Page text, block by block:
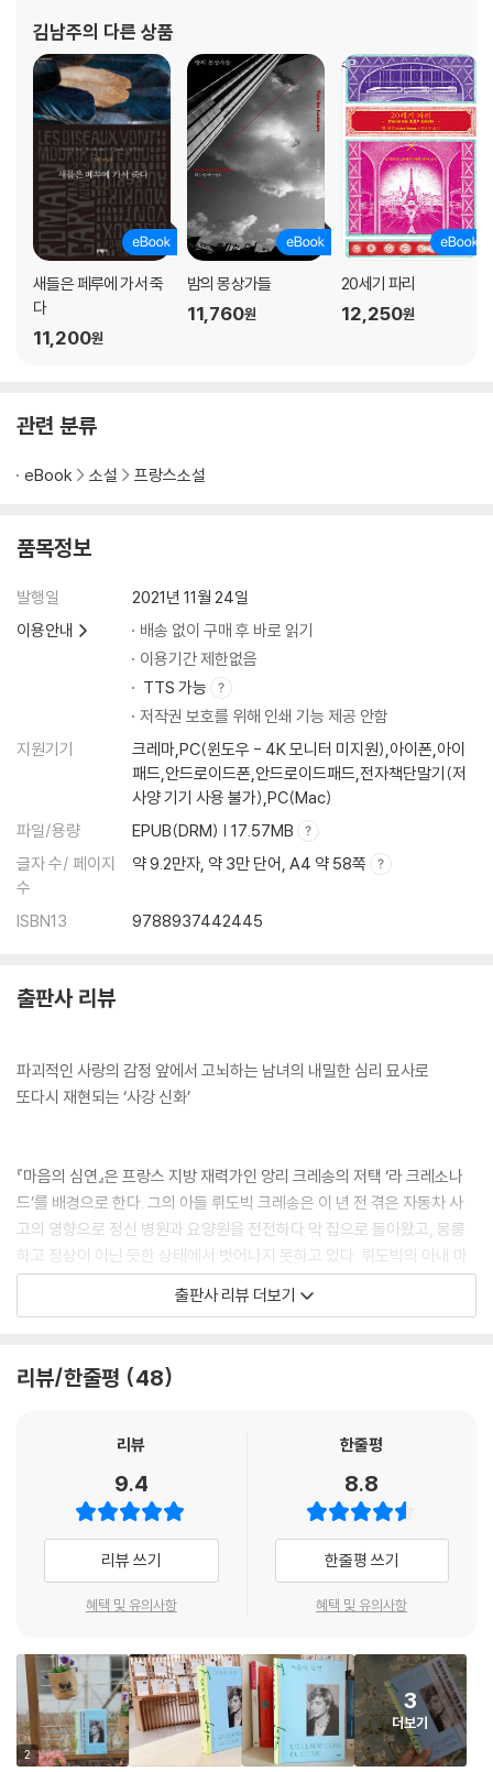
요...』, 로맹 가리의 『새들은 페루에 가서
김남주의 다른 상품
새들은 페루에 가서 죽
다
11,200원
밤의 몽상가들
11,760원
20세기 파리
12,250원
관련 분류
eBook 소설 프랑스소설
품목정보
발행일
2021년 11월 24일
이용안내
배송 없이 구매 후 바로 읽기
이용기간 제한없음
TTS 가능
저작권 보호를 위해 인쇄 기능 제공 안함
지원기기
크레마,PC(윈도우 - 4K 모니터 미지원),아이폰,아이
패드,안드로이드폰,안드로이드패드,전자책단말기(저
사양 기기 사용 불가),PC(Mac)
파일/용량
EPUB(DRM) | 17.57MB
글자 수/ 페이지
수
약 9.2만자, 약 3만 단어, A4 약 58쪽
ISBN13 9788937442445
출판사 리뷰
파괴적인 사랑의 감정 앞에서 고뇌하는 남녀의 내밀한 심리 묘사로
또다시 재현되는 ‘사강 신화’
『마음의 심연』은 프랑스 지방 재력가인 앙리 크레송의 저택 ‘라 크레소나
드’를 배경으로 한다. 그의 아들 뤼도빅 크레송은 이 년 전 겪은 자동차 사
고의 영향으로 정신 병원과 요양원을 전전하다 막 집으로 돌아왔고, 몽롱
하고 정상이 아닌 듯한 상태에서 벗어나지 못하고 있다. 뤼도빅의 아내 마
리로르는 사랑 없는 결혼을 이어 가야 하는 권태에 빠져 있다. 앙리는 그의
아들이 온전하게 사회로 돌아왔음을 기념하기 위해 저택에서 성대한 파티
사랑과 혼란의 소용돌이에 휩싸이게 된다.
이 작품은 사강의 다른 작품들과 마찬가지로, 생생하고 신랄한 풍자, 재기
관계와 나이차가 많은 연상 연하의 사랑을 다루었다는 점에서『브람스를
좋아하세요...』를 연상하게 한다. 대사 속 풍자와 유머가 특히 돋보인다는
점에서는 『마음의 파수꾼』등의 작품과 궤를 같이한다. 또한 앙리 크레송과
산드라, 뤼도빅과 마리로르 등 사랑 없는 결혼을 유지하는 부부 간의 권태,
허세와 겉치장으로 주위 사람들을 질리게 하는 필립 등의 인물을 적나라하
특징이라고 할 수 있는 요소들이 도처에 포진해 있어 “미완성임에도 불구
하고 사강의 향기가 흠뻑 어려 있음을 확인할 수 있다.” (《프랑스 앵테르》)
출판사 리뷰 더보기
리뷰/한줄평 48
리뷰
9.4
리뷰 쓰기
혜택 및 유의사항
한줄평
8.8
한줄평 쓰기
혜택 및 유의사항
2
3
더보기